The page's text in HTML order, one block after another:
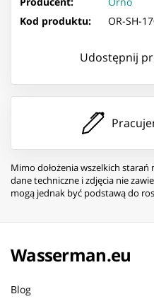
Kod produktu:
OR-SH-
Udostępnij
Mimo dołożenia wszelkich
dane techniczne i zdjęcia nie
mogą jednak być podstawą do
Wasserman.eu
Blog